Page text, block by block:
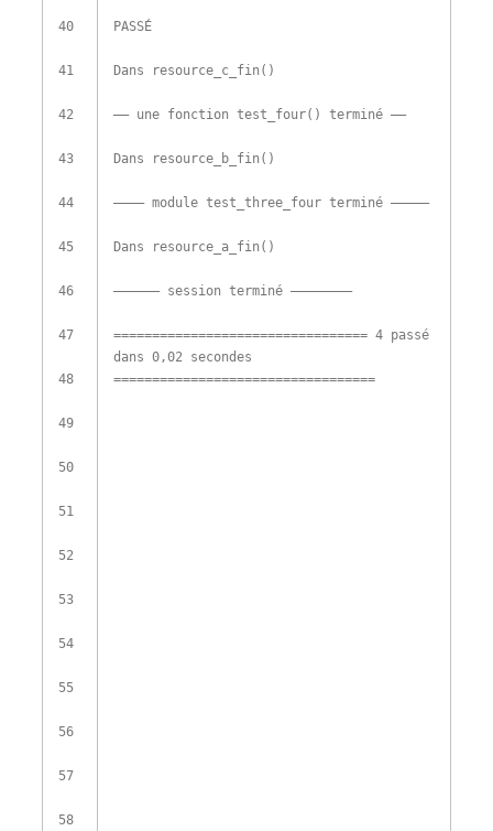
40
41
42
43
44
45
46
47
48
49
50
51
52
53
54
55
56
57
58
PASSÉ
Dans resource_c_fin ( )
–– une fonction test_four( ) terminé ––
Dans resource_b_fin ( )
–––– module test_three_four terminé –––––
Dans resource_a_fin ( )
–––––– session terminé ––––––––
================================= 4 passé
dans 0,02 secondes
==================================